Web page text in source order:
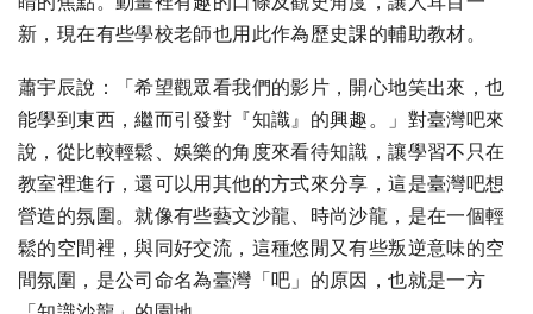
新，現在有些學校老師也用此作為歷史課的輔助教材。
蕭宇辰說：「希望觀眾看我們的影片，開心地笑出來，也
能學到東西，繼而引發對『知識』的興趣。」對臺灣吧來
說，從比較輕鬆、娛樂的角度來看待知識，讓學習不只在
教室裡進行，還可以用其他的方式來分享，這是臺灣吧想
營造的氛圍。就像有些藝文沙龍、時尚沙龍，是在一個輕
鬆的空間裡，與同好交流，這種悠閒又有些叛逆意味的空
間氛圍，是公司命名為臺灣「吧」的原因，也就是一方